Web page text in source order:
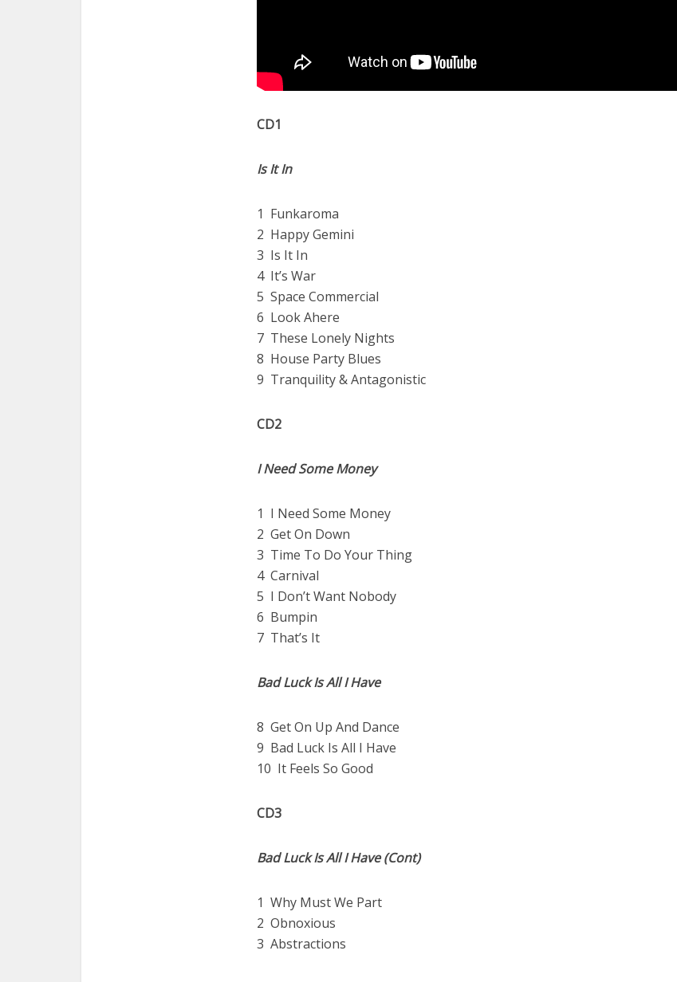
CD1
Is It In
1 Funkaroma
2 Happy Gemini
3 Is It In
4 It’s War
5 Space Commercial
6 Look Ahere
7 These Lonely Nights
8 House Party Blues
9 Tranquility & Antagonistic
CD2
I Need Some Money
1 I Need Some Money
2 Get On Down
3 Time To Do Your Thing
4 Carnival
5 I Don’t Want Nobody
6 Bumpin
7 That’s It
Bad Luck Is All I Have
8 Get On Up And Dance
9 Bad Luck Is All I Have
10 It Feels So Good
CD3
Bad Luck Is All I Have (Cont)
1 Why Must We Part
2 Obnoxious
3 Abstractions